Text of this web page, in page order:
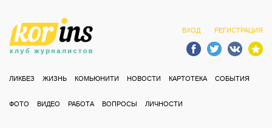
ВХОД РЕГИСТРАЦИЯ
ЛИКБЕЗ ЖИЗНЬ КОМЬЮНИТИ НОВОСТИ КАРТОТЕКА СОБЫТИЯ
ФОТО ВИДЕО РАБОТА ВОПРОСЫ ЛИЧНОСТИ